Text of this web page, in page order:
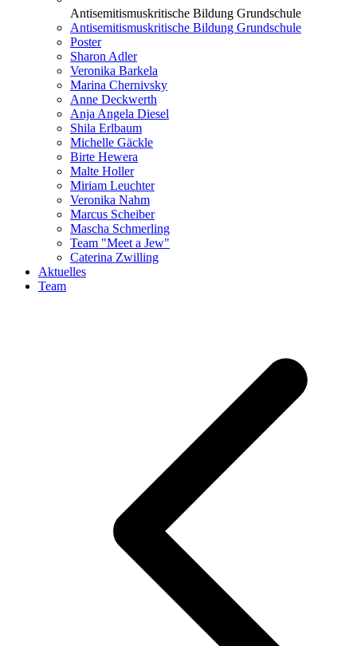
Antisemitismuskritische Bildung Grundschule
Antisemitismuskritische Bildung Grundschule
Poster
Sharon Adler
Veronika Barkela
Marina Chernivsky
Anne Deckwerth
Anja Angela Diesel
Shila Erlbaum
Michelle Gäckle
Birte Hewera
Malte Holler
Miriam Leuchter
Veronika Nahm
Marcus Scheiber
Mascha Schmerling
Team "Meet a Jew"
Caterina Zwilling
Aktuelles
Team